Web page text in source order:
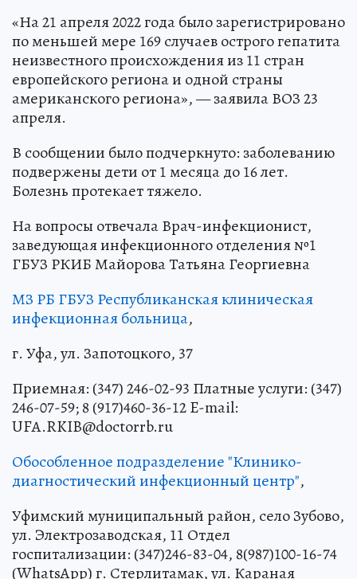
«На 21 апреля 2022 года было зарегистрировано
по меньшей мере 169 случаев острого гепатита
неизвестного происхождения из 11 стран
европейского региона и одной страны
американского региона», — заявила ВОЗ 23
апреля.
В сообщении было подчеркнуто: заболеванию
подвержены дети от 1 месяца до 16 лет.
Болезнь протекает тяжело.
На вопросы отвечала Врач-инфекционист,
заведующая инфекционного отделения №1
ГБУЗ РКИБ Майорова Татьяна Георгиевна
МЗ РБ ГБУЗ Республиканская клиническая
инфекционная больница,
г. Уфа, ул. Запотоцкого, 37
Приемная: (347) 246-02-93 Платные услуги: (347)
246-07-59; 8 (917)460-36-12 E-mail:
UFA.RKIB@doctorrb.ru
Обособленное подразделение "Клинико-
диагностический инфекционный центр",
Уфимский муниципальный район, село Зубово,
ул. Электрозаводская, 11 Отдел
госпитализации: (347)246-83-04, 8(987)100-16-74
(WhatsApp) г. Стерлитамак, ул. Караная